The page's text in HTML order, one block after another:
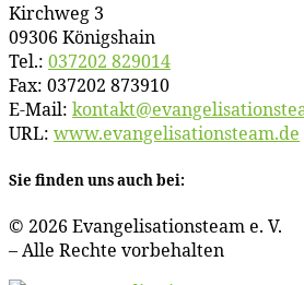
Kirch­weg 3
09306 Königshain
Tel.: 037202 829014
Fax: 037202 873910
E‑Mail:
URL: www​.evan​ge​li​sa​ti​ons​team​.de
Sie fin­den uns auch bei:
© 2026 Evan­ge­li­sa­ti­ons­team e. V.
– Al­le Rech­te vorbehalten